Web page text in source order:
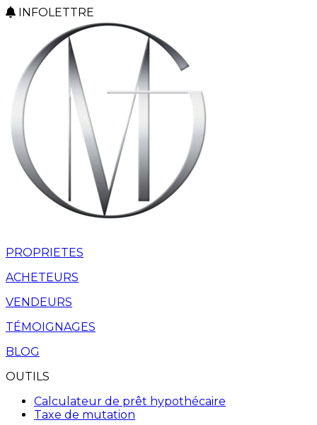
INFOLETTRE
PROPRIETES
ACHETEURS
VENDEURS
TÉMOIGNAGES
BLOG
OUTILS
Calculateur de prêt hypothécaire
Taxe de mutation